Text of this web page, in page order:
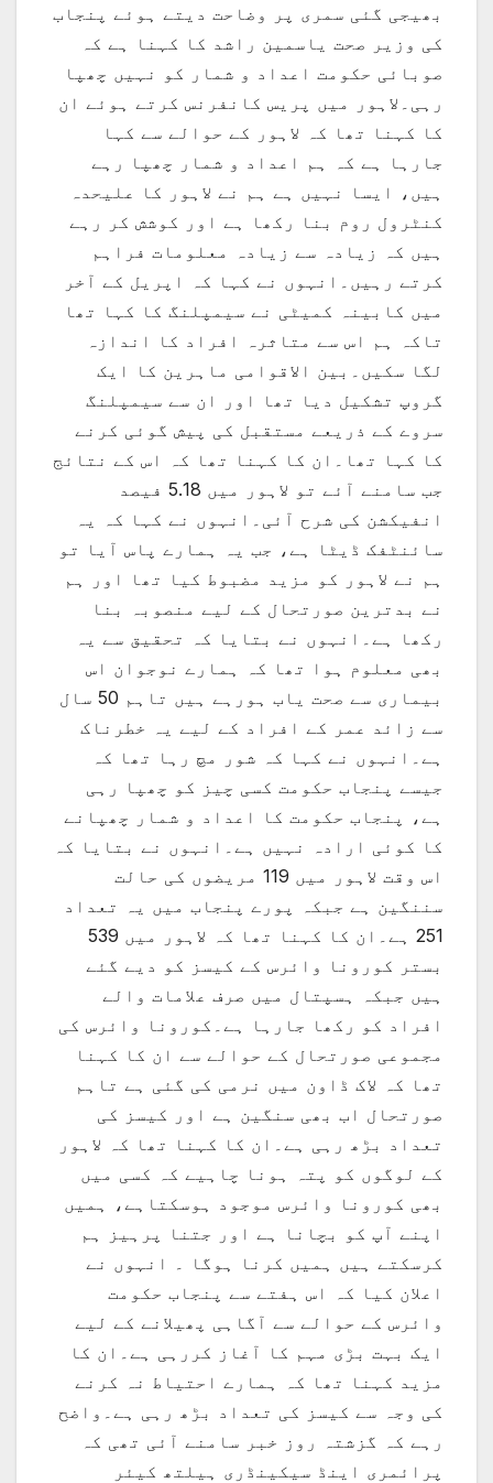
بھیجی گئی سمری پر وضاحت دیتے ہوئے پنجاب
کی وزیر صحت یاسمین راشد کا کہنا ہے کہ
صوبائی حکومت اعداد و شمار کو نہیں چھپا
رہی۔لاہور میں پریس کانفرنس کرتے ہوئے ان
کا کہنا تھا کہ لاہور کے حوالے سے کہا
جارہا ہے کہ ہم اعداد و شمار چھپا رہے
ہیں، ایسا نہیں ہے ہم نے لاہور کا علیحدہ
کنٹرول روم بنا رکھا ہے اور کوشش کر رہے
ہیں کہ زیادہ سے زیادہ معلومات فراہم
کرتے رہیں۔انہوں نے کہا کہ اپریل کے آخر
میں کابینہ کمیٹی نے سیمپلنگ کا کہا تھا
تاکہ ہم اس سے متاثرہ افراد کا اندازہ
لگا سکیں۔بین الاقوامی ماہرین کا ایک
گروپ تشکیل دیا تھا اور ان سے سیمپلنگ
سروے کے ذریعے مستقبل کی پیش گوئی کرنے
کا کہا تھا۔ان کا کہنا تھا کہ اس کے نتائج
جب سامنے آئے تو لاہور میں 5.18 فیصد
انفیکشن کی شرح آئی۔انہوں نے کہا کہ یہ
سائنٹفک ڈیٹا ہے، جب یہ ہمارے پاس آیا تو
ہم نے لاہور کو مزید مضبوط کیا تھا اور ہم
نے بدترین صورتحال کے لیے منصوبہ بنا
رکھا ہے۔انہوں نے بتایا کہ تحقیق سے یہ
بھی معلوم ہوا تھا کہ ہمارے نوجوان اس
بیماری سے صحت یاب ہورہے ہیں تاہم 50 سال
سے زائد عمر کے افراد کے لیے یہ خطرناک
ہے۔انہوں نے کہا کہ شور مچ رہا تھا کہ
جیسے پنجاب حکومت کسی چیز کو چھپا رہی
ہے، پنجاب حکومت کا اعداد و شمار چھپانے
کا کوئی ارادہ نہیں ہے۔انہوں نے بتایا کہ
اس وقت لاہور میں 119 مریضوں کی حالت
سننگین ہے جبکہ پورے پنجاب میں یہ تعداد
251 ہے۔ان کا کہنا تھا کہ لاہور میں 539
بستر کورونا وائرس کے کیسز کو دیے گئے
ہیں جبکہ ہسپتال میں صرف علامات والے
افراد کو رکھا جارہا ہے۔کورونا وائرس کی
مجموعی صورتحال کے حوالے سے ان کا کہنا
تھا کہ لاک ڈاون میں نرمی کی گئی ہے تاہم
صورتحال اب بھی سنگین ہے اور کیسز کی
تعداد بڑھ رہی ہے۔ان کا کہنا تھا کہ لاہور
کے لوگوں کو پتہ ہونا چاہیے کہ کسی میں
بھی کورونا وائرس موجود ہوسکتاہے، ہمیں
اپنے آپ کو بچانا ہے اور جتنا پرہیز ہم
کرسکتے ہیں ہمیں کرنا ہوگا ۔ انہوں نے
اعلان کیا کہ اس ہفتے سے پنجاب حکومت
وائرس کے حوالے سے آگاہی پھیلانے کے لیے
ایک بہت بڑی مہم کا آغاز کررہی ہے۔ان کا
مزید کہنا تھا کہ ہمارے احتیاط نہ کرنے
کی وجہ سے کیسز کی تعداد بڑھ رہی ہے۔واضح
رہے کہ گزشتہ روز خبر سامنے آئی تھی کہ
پرائمری اینڈ سیکینڈری ہیلتھ کیئر